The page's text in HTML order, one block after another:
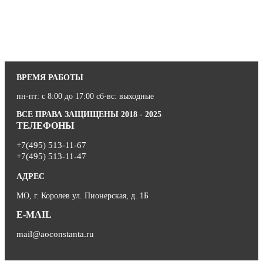
ВРЕМЯ РАБОТЫ
пн-пт: с 8:00 до 17:00 сб-вс: выходные
ВСЕ ПРАВА ЗАЩИЩЕНЫ 2018 - 2025
ТЕЛЕФОНЫ
+7(495) 513-11-67
+7(495) 513-11-47
АДРЕС
МО, г. Королев ул. Пионерская, д. 1Б
E-MAIL
mail@aoconstanta.ru